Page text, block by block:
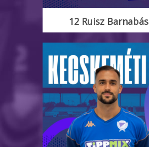
12 Ruisz Barnabás